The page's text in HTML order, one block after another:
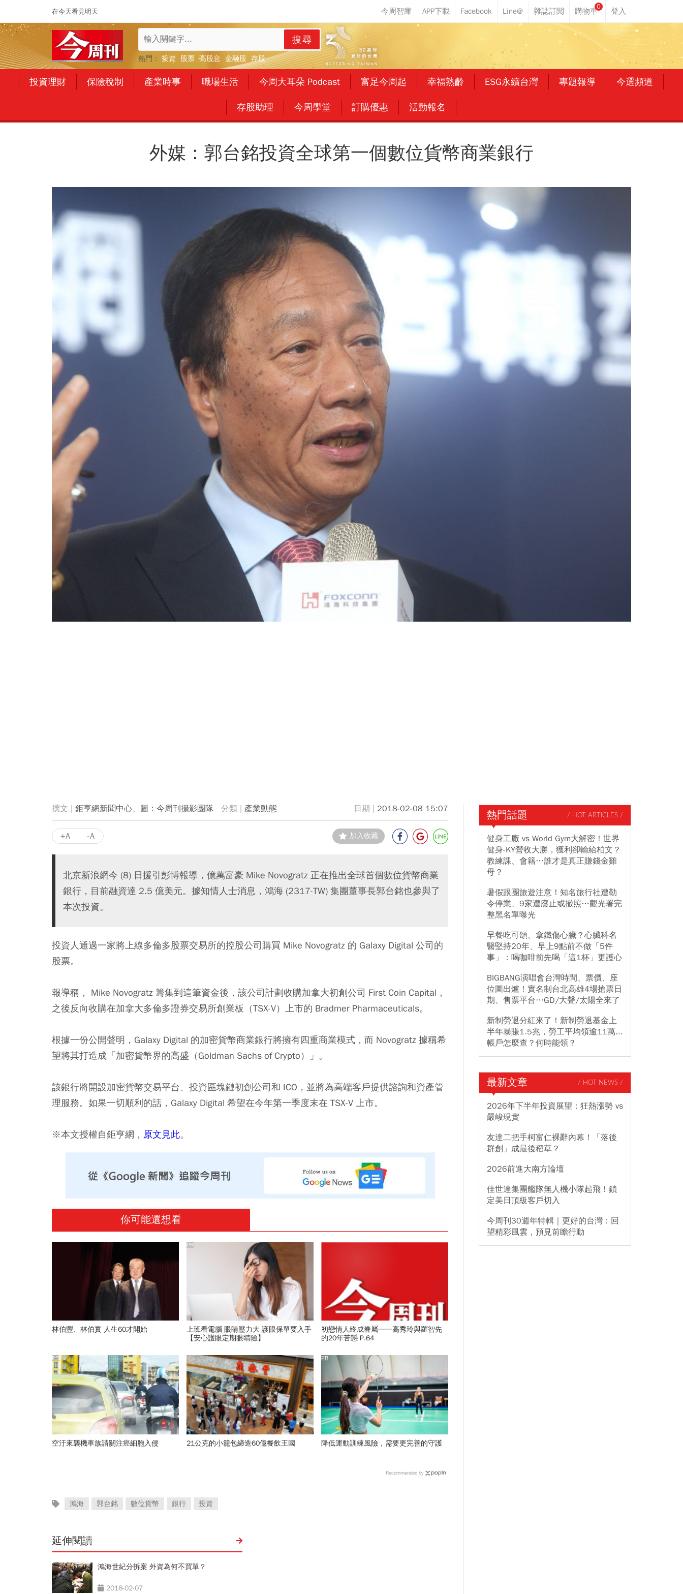
在今天看見明天
0
搜尋
熱門： 投資 股票 高股息 金融股 存股
投資理財 保險稅制 產業時事 職場生活 今周大耳朵 Podcast 富足今周起 幸福熟齡 ESG永續台灣 專題報導 今選頻道
存股助理 今周學堂 訂購優惠 活動報名
外媒：郭台銘投資全球第一個數位貨幣商業銀行
鉅亨網新聞中心、圖：今周刊攝影團隊 產業動態 2018-02-08 15:07
+A -A 加入收藏
北京新浪網今 (8) 日援引彭博報導，億萬富豪 Mike Novogratz 正在推出全球首個數位貨幣商業
銀行，目前融資達 2.5 億美元。據知情人士消息，鴻海 (2317-TW) 集團董事長郭台銘也參與了
本次投資。
投資人通過一家將上線多倫多股票交易所的控股公司購買 Mike Novogratz 的 Galaxy Digital 公司的
股票。
報導稱， Mike Novogratz 籌集到這筆資金後，該公司計劃收購加拿大初創公司 First Coin Capital，
之後反向收購在加拿大多倫多證券交易所創業板（TSX-V）上市的 Bradmer Pharmaceuticals。
根據一份公開聲明，Galaxy Digital 的加密貨幣商業銀行將擁有四重商業模式，而 Novogratz 據稱希
望將其打造成「加密貨幣界的高盛（Goldman Sachs of Crypto）」。
該銀行將開設加密貨幣交易平台、投資區塊鏈初創公司和 ICO，並將為高端客戶提供諮詢和資產管
理服務。如果一切順利的話，Galaxy Digital 希望在今年第一季度末在 TSX-V 上市。
※本文授權自鉅亨網， 原文見此。
你可能還想看
林伯豐、林伯實 人生60才開始
上班看電腦 眼睛壓力大 護眼保單要入手
【安心護眼定期眼睛險】
PR
初戀情人終成眷屬──高秀玲與羅智先
的20年苦戀 P.64
空汙來襲機車族請關注癌細胞入侵
PR
21公克的小籠包締造60億餐飲王國 降低運動訓練風險，需要更完善的守護
PR
Recommended by
鴻海 郭台銘 數位貨幣 銀行 投資
延伸閱讀
鴻海世紀分拆案 外資為何不買單？
2018-02-07
熱門話題 / HOT ARTICLES /
健身工廠 vs World Gym大解密！世界
健身-KY營收大勝，獲利卻輸給柏文？
教練課、會籍…誰才是真正賺錢金雞
母？
暑假跟團旅遊注意！知名旅行社遭勒
令停業、9家遭廢止或撤照…觀光署完
整黑名單曝光
早餐吃可頌、拿鐵傷心臟？心臟科名
醫堅持20年、早上9點前不做「5件
事」：喝咖啡前先喝「這1杯」更護心
BIGBANG演唱會台灣時間、票價、座
位圖出爐！實名制台北高雄4場搶票日
期、售票平台…GD/大聲/太陽全來了
新制勞退分紅來了！新制勞退基金上
半年暴賺1.5兆，勞工平均領逾11萬...
帳戶怎麼查？何時能領？
最新文章 / HOT NEWS /
2026年下半年投資展望：狂熱漲勢 vs
嚴峻現實
友達二把手柯富仁裸辭內幕！「落後
群創」成最後稻草？
2026前進大南方論壇
佳世達集團艦隊無人機小隊起飛！鎖
定美日頂級客戶切入
今周刊30週年特輯｜更好的台灣：回
望精彩風雲，預見前瞻行動